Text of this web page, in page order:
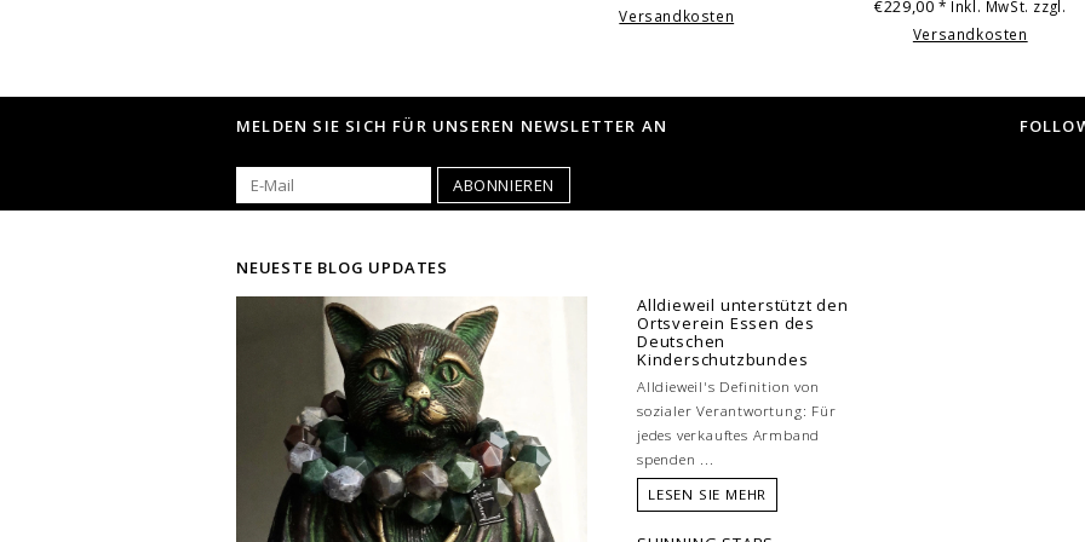
Versandkosten €229,00 * Inkl. MwSt. zzgl.
Versandkosten
MELDEN SIE SICH FÜR UNSEREN NEWSLETTER AN
ABONNIEREN
NEUESTE BLOG UPDATES
Alldieweil unterstützt den
Ortsverein Essen des
Deutschen
Kinderschutzbundes
Alldieweil's Definition von
sozialer Verantwortung: Für
jedes verkauftes Armband
spenden ...
LESEN SIE MEHR